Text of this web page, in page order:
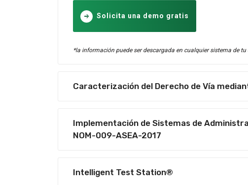
Solicita una demo gratis
*la información puede ser descargada en cualquier sistema de
Caracterización del Derecho de Vía
Implementación de Sistemas de
NOM-009-ASEA-2017
Intelligent Test Station®